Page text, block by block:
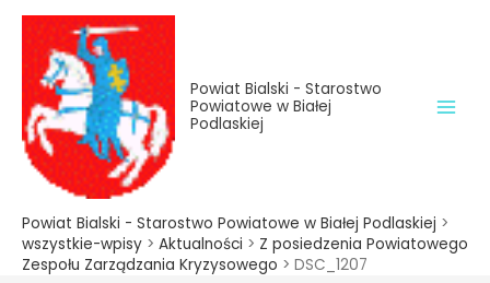
treści
Przejdź
treści
Powiat Bialski - Starostwo
Powiatowe w Białej
Podlaskiej
Powiat Bialski - Starostwo Powiatowe w Białej Podlaskiej >
wszystkie-wpisy > Aktualności > Z posiedzenia Powiatowego
Zespołu Zarządzania Kryzysowego > DSC_1207